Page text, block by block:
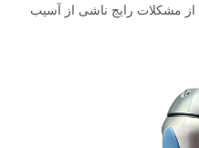
مشکلات رایج ناشی از آسیب